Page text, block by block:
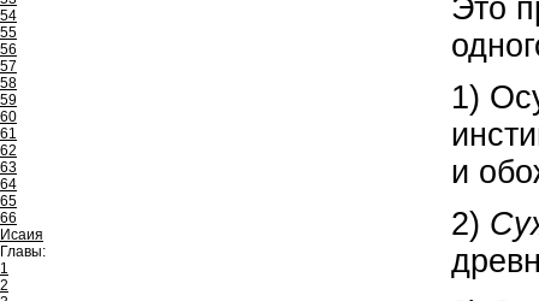
54
55
56
57
58
59
60
61
62
63
64
65
66
Исаия
Главы:
1
2
Это
1)
и
2)